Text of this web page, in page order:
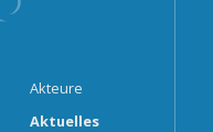
Akteure
Aktuelles